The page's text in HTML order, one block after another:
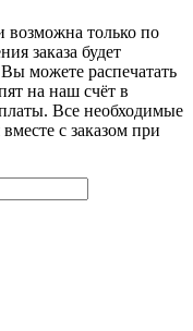
возможна только по
заказа будет
можете распечатать
на наш счёт в
Все необходимые
с заказом при